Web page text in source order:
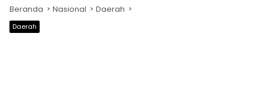
Beranda Nasional Daerah
Daerah